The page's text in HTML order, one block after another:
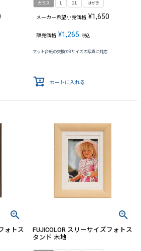
ガラス L 2L はがき
メーカー希望小売価格 ¥1,650
販売価格 ¥1,265 税込
マット台紙の交換で3サイズの写真に対応
カートに入れる
ォトス
FUJICOLOR スリーサイズフォトス
タンド 木地